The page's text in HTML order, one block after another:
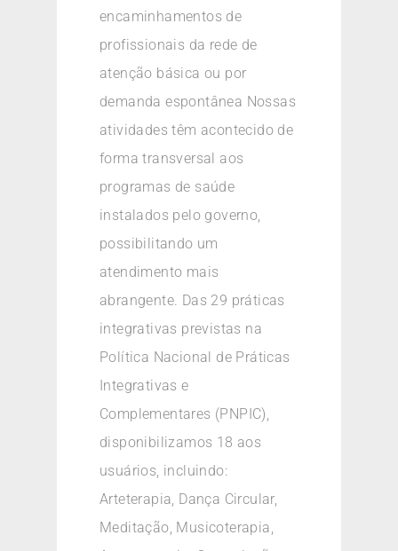
encaminhamentos de
profissionais da rede de
atenção básica ou por
demanda espontânea Nossas
atividades têm acontecido de
forma transversal aos
programas de saúde
instalados pelo governo,
possibilitando um
atendimento mais
abrangente. Das 29 práticas
integrativas previstas na
Política Nacional de Práticas
Integrativas e
Complementares (PNPIC),
disponibilizamos 18 aos
usuários, incluindo:
Arteterapia, Dança Circular,
Meditação, Musicoterapia,